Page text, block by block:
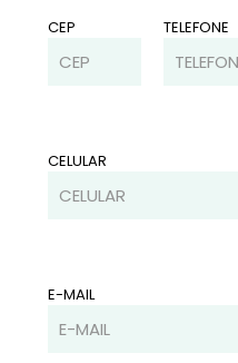
CEP TELEFONE
CELULAR
E-MAIL